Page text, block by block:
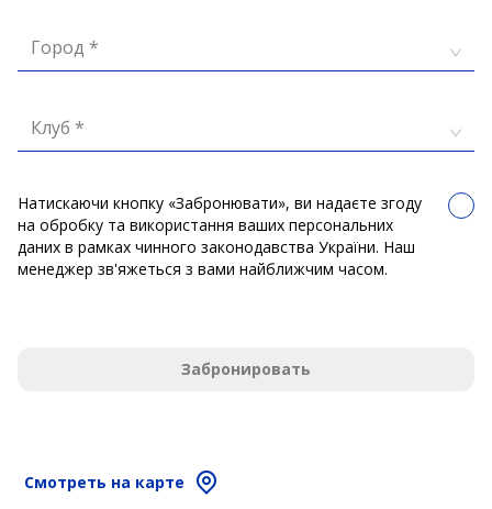
Город *
Клуб *
Натискаючи кнопку «Забронювати», ви надаєте згоду
на обробку та використання ваших персональних
даних в рамках чинного законодавства України. Наш
менеджер зв'яжеться з вами найближчим часом.
Забронировать
Смотреть на карте